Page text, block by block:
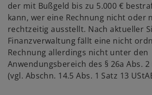
der mit Bußgeld bis zu 5.000 €
kann, wer eine Rechnung nicht oder
rechtzeitig ausstellt. Nach aktueller
Finanzverwaltung fällt eine nicht
Rechnung allerdings nicht unter den
Anwendungsbereich des § 26a Abs. 2
(vgl. Abschn. 14.5 Abs. 1 Satz 13